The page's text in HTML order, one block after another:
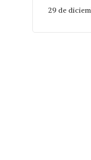
29 de